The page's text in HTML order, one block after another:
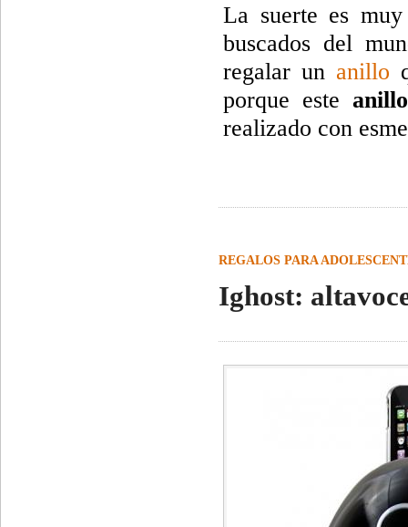
La suerte es
buscados del
regalar un anillo
porque este
realizado con
REGALOS PARA
Ighost: